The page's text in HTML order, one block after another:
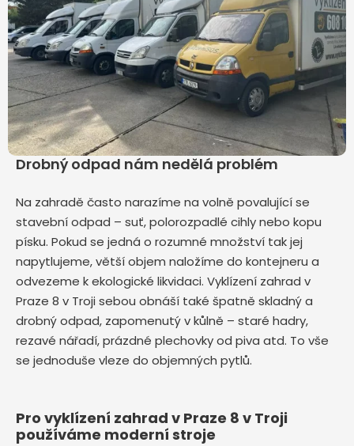
Drobný odpad nám nedělá problém
Na zahradě často narazíme na volně povalující se
stavební odpad – suť, polorozpadlé cihly nebo kopu
písku. Pokud se jedná o rozumné množství tak jej
napytlujeme, větší objem naložíme do kontejneru a
odvezeme k ekologické likvidaci. Vyklízení zahrad v
Praze 8 v Troji sebou obnáší také špatně skladný a
drobný odpad, zapomenutý v kůlně – staré hadry,
rezavé nářadí, prázdné plechovky od piva atd. To vše
se jednoduše vleze do objemných pytlů.
Pro vyklízení zahrad v Praze 8 v Troji
používáme moderní stroje